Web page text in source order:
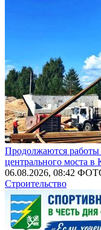
Продолжаются
центрального моста в
06.08.2026, 08:42
Строительство